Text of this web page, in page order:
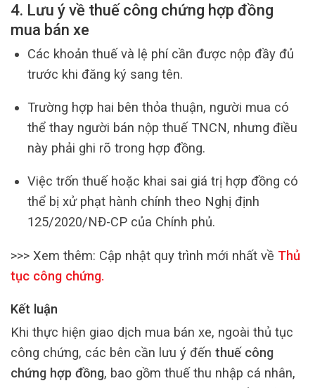
4. Lưu ý về thuế công chứng hợp đồng
mua bán xe
Các khoản thuế và lệ phí cần được nộp đầy đủ
trước khi đăng ký sang tên.
Trường hợp hai bên thỏa thuận, người mua có
thể thay người bán nộp thuế TNCN, nhưng điều
này phải ghi rõ trong hợp đồng.
Việc trốn thuế hoặc khai sai giá trị hợp đồng có
thể bị xử phạt hành chính theo Nghị định
125/2020/NĐ-CP của Chính phủ.
>>> Xem thêm: Cập nhật quy trình mới nhất về Thủ
tục công chứng.
Kết luận
Khi thực hiện giao dịch mua bán xe, ngoài thủ tục
công chứng, các bên cần lưu ý đến thuế công
chứng hợp đồng, bao gồm thuế thu nhập cá nhân,